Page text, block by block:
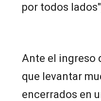
por todos
Ante el ingreso
que levantar
encerrados en